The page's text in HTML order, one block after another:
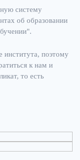
систему
об образовании
института, поэтому
к нам и
то есть